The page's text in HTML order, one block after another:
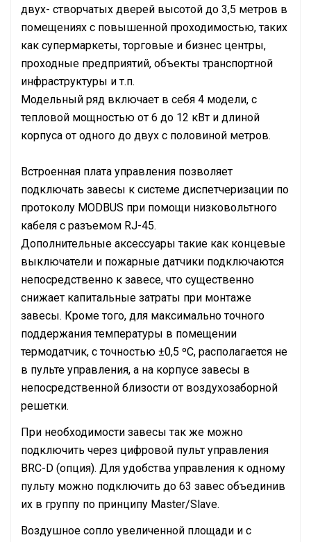
двух- створчатых дверей высотой до 3,5 метров в
помещениях с повышенной проходимостью, таких
как супермаркеты, торговые и бизнес центры,
проходные предприятий, объекты транспортной
инфраструктуры и т.п.
Модельный ряд включает в себя 4 модели, с
тепловой мощностью от 6 до 12 кВт и длиной
корпуса от одного до двух с половиной метров.
Встроенная плата управления позволяет
подключать завесы к системе диспетчеризации по
протоколу MODBUS при помощи низковольтного
кабеля с разъемом RJ-45.
Дополнительные аксессуары такие как концевые
выключатели и пожарные датчики подключаются
непосредственно к завесе, что существенно
снижает капитальные затраты при монтаже
завесы. Кроме того, для максимально точного
поддержания температуры в помещении
термодатчик, с точностью ±0,5 ºС, располагается не
в пульте управления, а на корпусе завесы в
непосредственной близости от воздухозаборной
решетки.
При необходимости завесы так же можно
подключить через цифровой пульт управления
BRC-D (опция). Для удобства управления к одному
пульту можно подключить до 63 завес объединив
их в группу по принципу Master/Slave.
Воздушное сопло увеличенной площади и с